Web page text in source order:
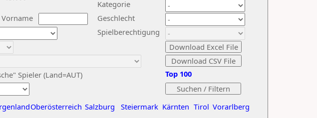
Vorname
Kategorie
Geschlecht
Spieler (Land=AUT)
Spielberechtigung
Oberösterreich Salzburg Steiermark Kärnten Tirol Vorarlberg
Top 100